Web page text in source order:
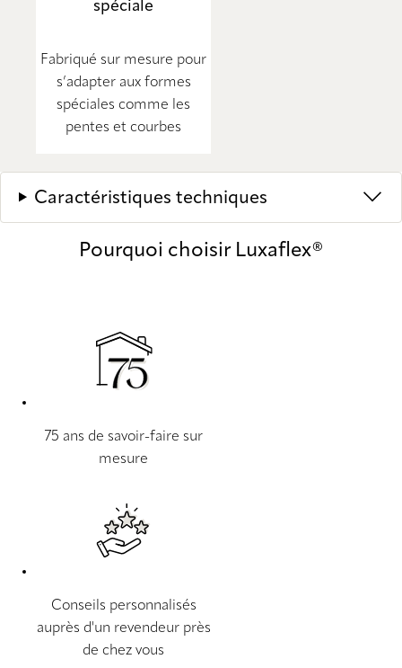
spéciale
Fabriqué sur mesure pour
s’adapter aux formes
spéciales comme les
pentes et courbes
Caractéristiques techniques
Pourquoi choisir Luxaflex®
75 ans de savoir-faire sur
mesure
Conseils personnalisés
auprès d'un revendeur près
de chez vous